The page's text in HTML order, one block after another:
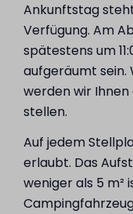
Ankunftstag
Verfügung. Am
spätestens um
aufgeräumt sein.
werden wir
stellen.
Auf jedem
erlaubt. Das
weniger als 5 m²